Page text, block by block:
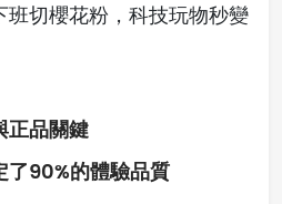
切櫻花粉，科技玩物秒變
正品關鍵
了90%的體驗品質